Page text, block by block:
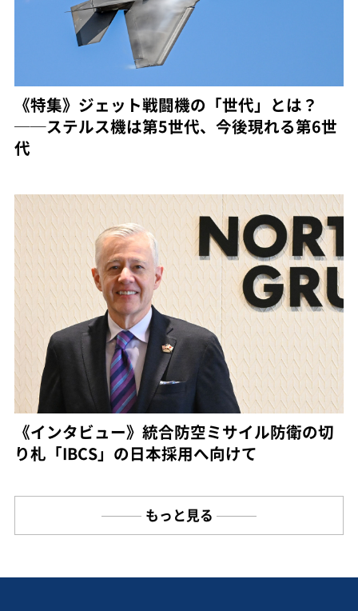
《特集》ジェット戦闘機の「世代」とは？
──ステルス機は第5世代、今後現れる第6世
代
《インタビュー》統合防空ミサイル防衛の切
り札「IBCS」の日本採用へ向けて
もっと見る